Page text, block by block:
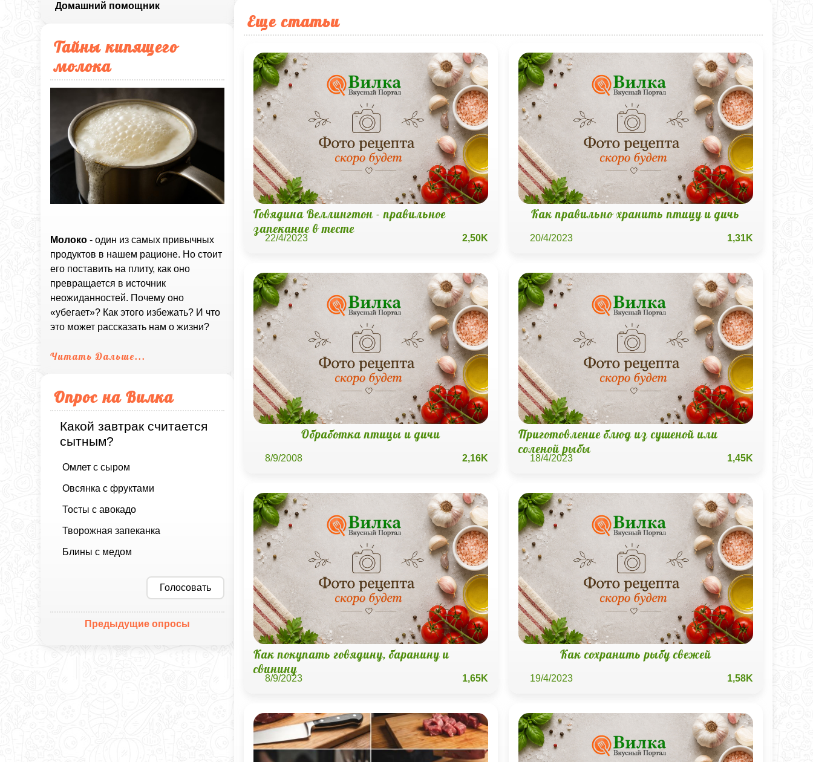
Домашний помощник
Тайны кипящего
молока
Молоко - один из самых привычных
продуктов в нашем рационе. Но стоит
его поставить на плиту, как оно
превращается в источник
неожиданностей. Почему оно
«убегает»? Как этого избежать? И что
это может рассказать нам о жизни?
Читать Дальше...
Опрос на Вилка
Какой завтрак считается
сытным?
Омлет с сыром
Овсянка с фруктами
Тосты с авокадо
Творожная запеканка
Блины с медом
Голосовать
Предыдущие опросы
Еще статьи
Говядина Веллингтон - правильное
запекание в тесте
22/4/2023 2,50K
Как правильно хранить птицу и дичь
20/4/2023 1,31K
Обработка птицы и дичи
8/9/2008 2,16K
Приготовление блюд из сушеной или
соленой рыбы
18/4/2023 1,45K
Как покупать говядину, баранину и
свинину
8/9/2023 1,65K
Как сохранить рыбу свежей
19/4/2023 1,58K